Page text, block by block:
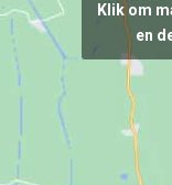
Klik om
en